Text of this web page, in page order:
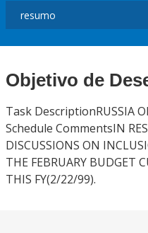
Objetivo de
Task DescriptionRUSSIA
Schedule CommentsIN
DISCUSSIONS ON
THE FEBRUARY BUDGET
THIS FY(2/22/99).